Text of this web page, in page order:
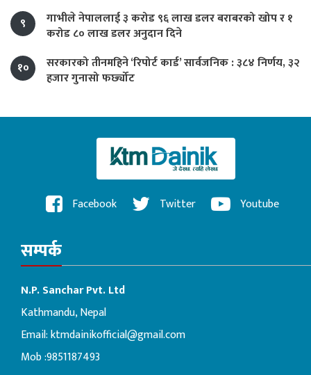
९
गाभीले नेपाललाई ३ करोड ९६ लाख डलर बराबरको खोप र १
करोड ८० लाख डलर अनुदान दिने
१०
सरकारको तीनमहिने ‘रिपोर्ट कार्ड’ सार्वजनिक : ३८४ निर्णय, ३२
हजार गुनासो फर्छ्योट
Facebook Twitter Youtube
सम्पर्क
N.P. Sanchar Pvt. Ltd
Kathmandu, Nepal
Email:ktmdainikofficial@gmail.com
Mob :9851187493